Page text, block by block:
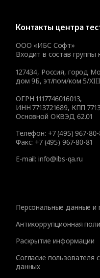
Контакты центра
ООО «ИБС Софт»
Входит в состав группы
127434, Россия, город
дом 9Б, эт/пом/ком 5/
ОГРН 1117746016013,
ИНН 7713721689, КПП
Основной ОКВЭД 62.01
Телефон: +7 (495) 967-
Факс: +7 (495) 967-80-81
E-mail: info@ibs-qa.ru
Персональные данные и
Антикоррупционная
Раскрытие информации
Согласие пользователя
данных